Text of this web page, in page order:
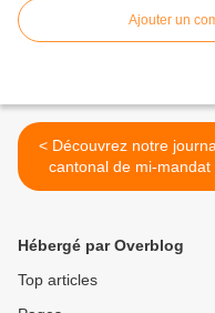
Ajouter un
< Découvrez notre journal
cantonal de mi-mandat
Hébergé par Overblog
Top articles